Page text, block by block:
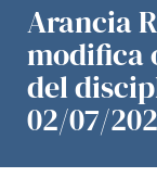
Arancia
modifica
del
02/07/